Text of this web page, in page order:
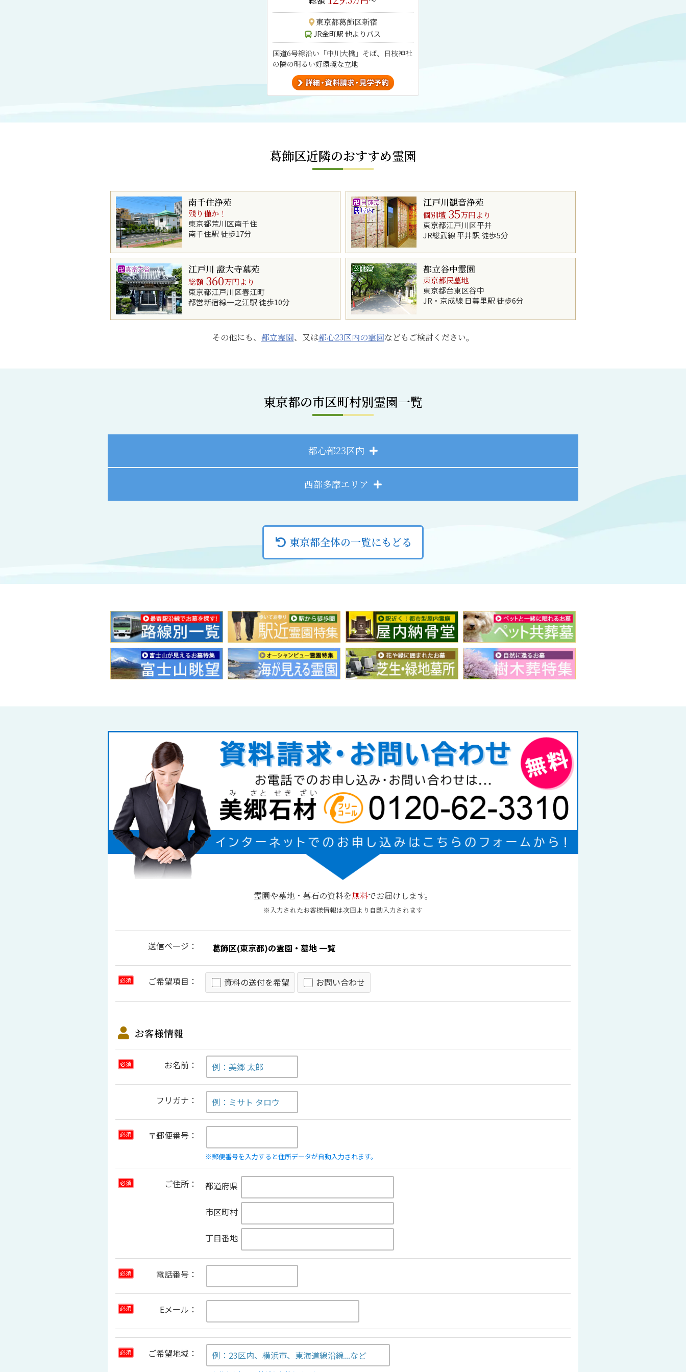
東京都葛飾区新宿
JR金町駅 他よりバス
国道6号線沿い「中川大橋」そば、日枝神社
の隣の明るい好環境な立地
葛飾区近隣のおすすめ霊園
南千住浄苑
残り僅か！
東京都荒川区南千住
南千住駅 徒歩17分
江戸川観音浄苑
個別壇 35万円より
東京都江戸川区平井
JR総武線 平井駅 徒歩5分
江戸川 證大寺墓苑
総額 360万円より
東京都江戸川区春江町
都営新宿線一之江駅 徒歩10分
都立谷中霊園
東京都民墓地
東京都台東区谷中
JR・京成線 日暮里駅 徒歩6分
その他にも、 都立霊園、又は都心23区内の霊園などもご検討ください。
東京都の市区町村別霊園一覧
都心部23区内
西部多摩エリア
東京都全体の一覧にもどる
霊園や墓地・墓石の資料を無料でお届けします。
※入力されたお客様情報は次回より自動入力されます
送信ページ：
必須 ご希望項目： 資料の送付を希望 お問い合わせ
お客様情報
必須 お名前：
フリガナ：
必須 〒郵便番号：
※郵便番号を入力すると住所データが自動入力されます。
必須 ご住所： 都道府県
市区町村
丁目番地
必須 電話番号：
必須 Eメール：
必須 ご希望地域：